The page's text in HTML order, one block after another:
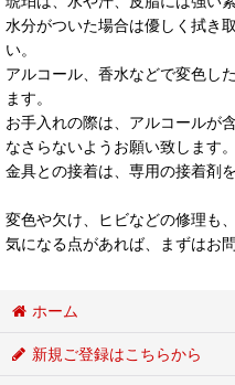
水分がついた場合は優しく拭き
い。
アルコール、香水などで変色し
ます。
お手入れの際は、アルコールが
なさらないようお願い致します。
金具との接着は、専用の接着剤
変色や欠け、ヒビなどの修理も
気になる点があれば、まずはお
ホーム
新規ご登録はこちらから